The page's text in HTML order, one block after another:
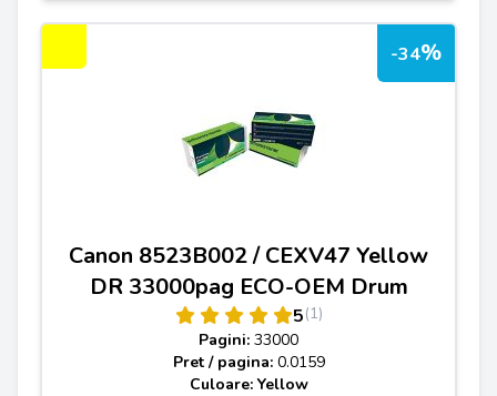
-34%
Canon 8523B002 / CEXV47 Yellow
DR 33000pag ECO-OEM Drum
5(1)
Pagini: 33000
Pret / pagina: 0.0159
Culoare: Yellow